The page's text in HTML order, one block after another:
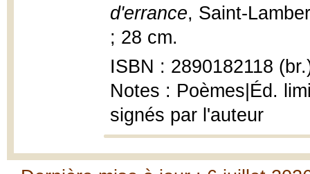
d'errance, Saint-
; 28 cm.
ISBN : 2890182118
Notes : Poèmes|Éd.
signés par l'auteur